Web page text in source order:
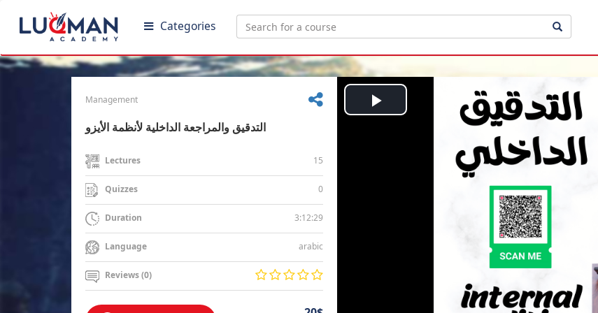
Categories
Management
التدقيق والمراجعة الداخلية لأنظمة الأيزو
Lectures 15
Quizzes 0
Duration 3:12:29
Language arabic
Reviews (0)
Play